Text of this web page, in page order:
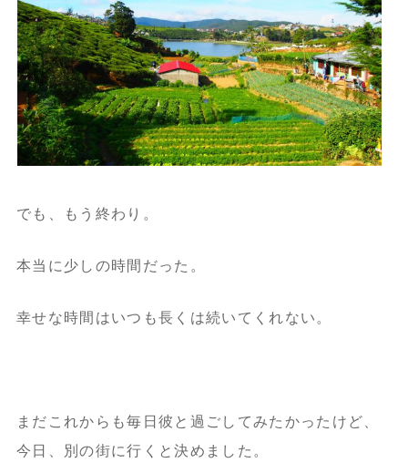
でも、もう終わり。
本当に少しの時間だった。
幸せな時間はいつも長くは続いてくれない。
まだこれからも毎日彼と過ごしてみたかったけど、
今日、別の街に行くと決めました。